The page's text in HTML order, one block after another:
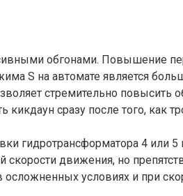
обгонами. Повышение
S на автомате является
стремительно повысить
сразу после того, как
гидротрансформатора 4 или 5
движения, но
осложненных условиях и при